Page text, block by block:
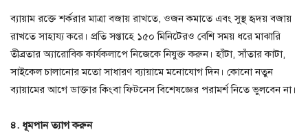
ব্যায়াম রক্তে শর্করার মাত্রা বজায় রাখতে, ওজন কমাতে এবং সুস্থ হৃদয় বজায়
রাখতে সাহায্য করে। প্রতি সপ্তাহে ১৫০ মিনিটেরও বেশি সময় ধরে মাঝারি
তীব্রতার অ্যারোবিক কার্যকলাপে নিজেকে নিযুক্ত করুন। হাঁটা, সাঁতার কাটা,
সাইকেল চালানোর মতো সাধারণ ব্যায়ামে মনোযোগ দিন। কোনো নতুন
ব্যায়ামের আগে ডাক্তার কিংবা ফিটনেস বিশেষজ্ঞের পরামর্শ নিতে ভুলবেন না।
৪. ধূমপান ত্যাগ করুন